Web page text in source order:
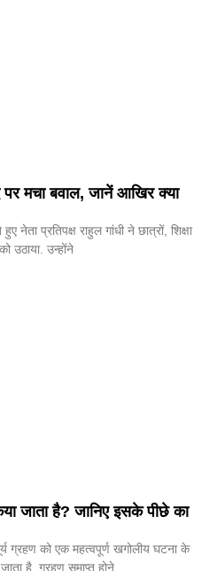
मचा बवाल, जानें आखिर क्या
प्रतिपक्ष राहुल गांधी ने छात्रों, शिक्षा
उठाया. उन्होंने
जाता है? जानिए इसके पीछे का
ग्रहण को एक महत्वपूर्ण खगोलीय घटना के
है. ग्रहण समाप्त होने